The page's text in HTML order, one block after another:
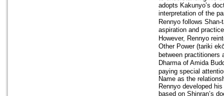
adopts Kakunyo’s
interpretation of the
Rennyo follows
aspiration and
However, Rennyo
Other Power (tariki
between practitioners
Dharma of Amida
paying special
Name as the
Rennyo developed
based on Shinran’s